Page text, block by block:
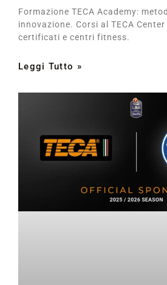
Formazione TECA Academy:
innovazione. Corsi al TECA
certificati e centri fitness.
Leggi Tutto »